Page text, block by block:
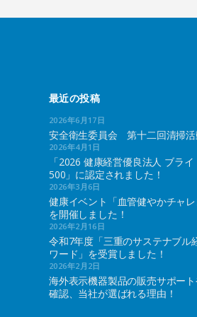
最近の投稿
2026年6月17日
安全衛生委員会 第十二回清掃
2026年4月1日
「2026 健康経営優良法人 ブライ
500」に認定されました！
2026年3月6日
健康イベント「血管健やかチャ
を開催しました！
2026年2月16日
令和7年度「三重のサステナブル
ワード」を受賞しました！
2026年2月2日
海外表示機器製品の販売サポー
確認、当社が選ばれる理由！